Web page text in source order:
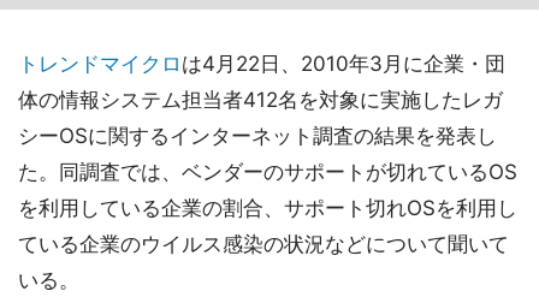
トレンドマイクロ は4月22日、2010年3月に企業・団
体の情報システム担当者412名を対象に実施したレガ
シーOSに関するインターネット調査の結果を発表し
た。同調査では、ベンダーのサポートが切れているOS
を利用している企業の割合、サポート切れOSを利用し
ている企業のウイルス感染の状況などについて聞いて
いる。